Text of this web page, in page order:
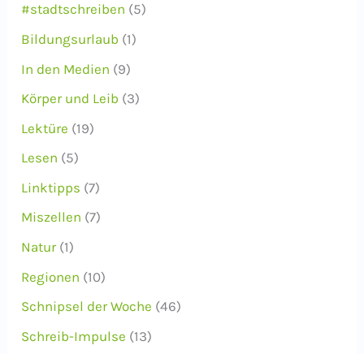
#stadtschreiben (5)
Bildungsurlaub (1)
In den Medien (9)
Körper und Leib (3)
Lektüre (19)
Lesen (5)
Linktipps (7)
Miszellen (7)
Natur(1)
Regionen (10)
Schnipsel der Woche (46)
Schreib-Impulse (13)